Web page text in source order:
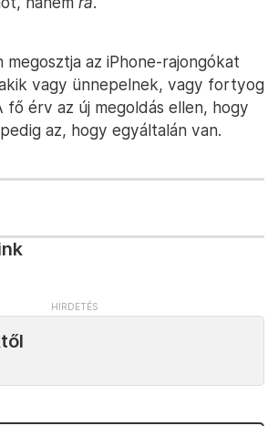
megosztja az iPhone-rajongókat
vagy ünnepelnek, vagy fortyog
fő érv az új megoldás ellen, hogy
az, hogy egyáltalán van.